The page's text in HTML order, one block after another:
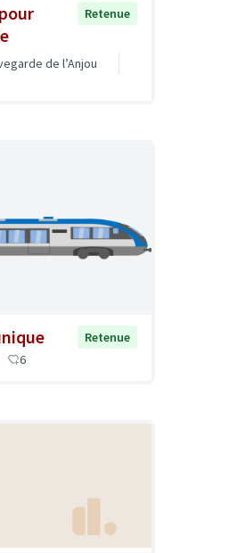
Retenue
de l’Anjou
Retenue
6